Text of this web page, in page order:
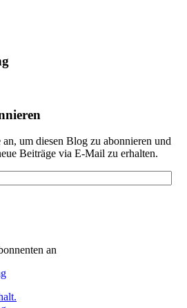
um diesen Blog zu abonnieren und
Beiträge via E-Mail zu erhalten.
an